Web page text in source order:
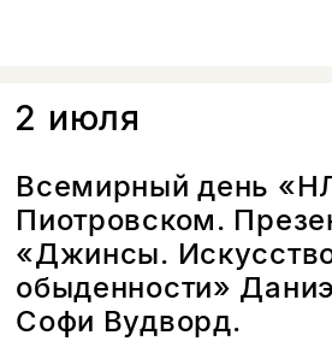
2 июля
Всемирный день
Пиотровском.
«Джинсы.
обыденности»
Софи Вудворд.